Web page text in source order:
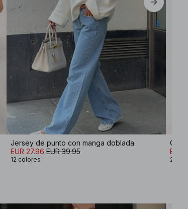
Jersey de punto con manga doblada
EUR 27.96 EUR 39.95
12 colores
EUR
2